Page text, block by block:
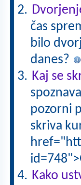
čas
bilo
danes?
Kaj se
pozorni
skriva
Kako